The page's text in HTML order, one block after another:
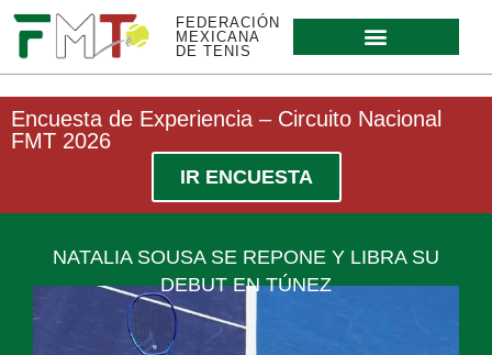
FEDERACIÓN
MEXICANA
DE TENIS
Encuesta de Experiencia – Circuito Nacional
FMT 2026
IR ENCUESTA
NATALIA SOUSA SE REPONE Y LIBRA SU
DEBUT EN TÚNEZ